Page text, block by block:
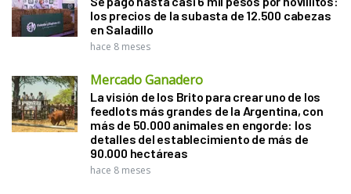
los precios de la subasta de 12.500 cabezas
en Saladillo
hace 8 meses
Mercado Ganadero
La visión de los Brito para crear uno de los
feedlots más grandes de la Argentina, con
más de 50.000 animales en engorde: los
detalles del establecimiento de más de
90.000 hectáreas
hace 8 meses